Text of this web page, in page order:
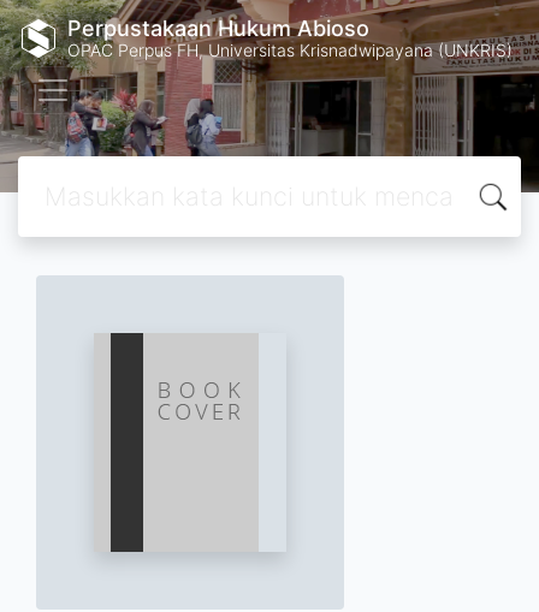
Perpustakaan Hukum Abioso
OPAC Perpus FH, Universitas Krisnadwipayana (UNKRIS)